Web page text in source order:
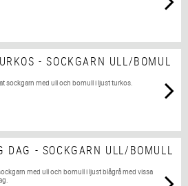
- SOCKGARN ULL/BOMUL
sockgarn med ull och bomull i ljust turkos.
DAG - SOCKGARN ULL/BOMULL
med ull och bomull i ljust blågrå med vissa